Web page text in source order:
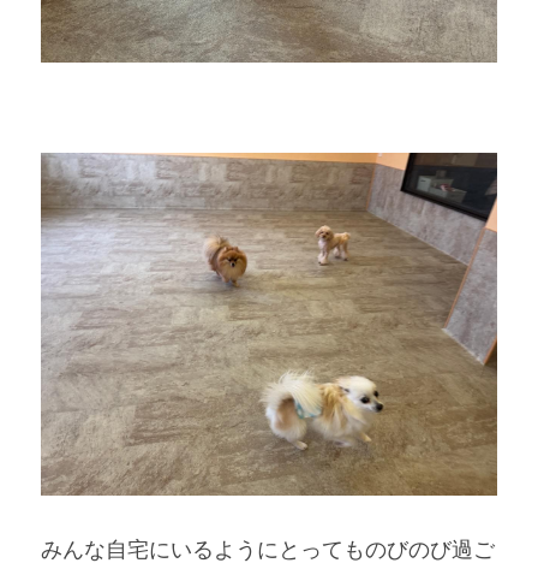
みんな自宅にいるようにとってものびのび過ご